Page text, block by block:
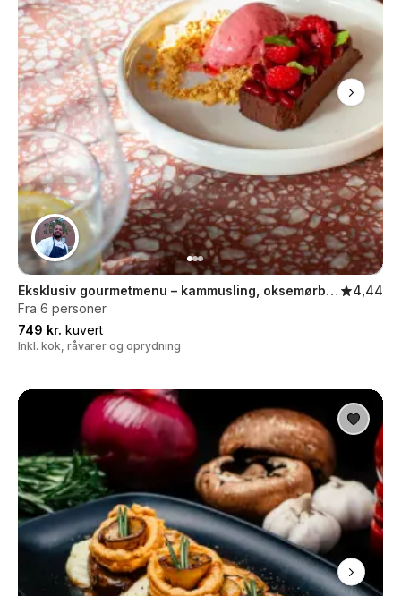
Eksklusiv gourmetmenu – kammusling, oksemørbrad og chokolade
4,44
Fra 6 personer
749 kr. kuvert
Inkl. kok, råvarer og oprydning